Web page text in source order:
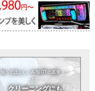
知ってほしい。A-SLOTの真実（こ
と）
クリーニングにも